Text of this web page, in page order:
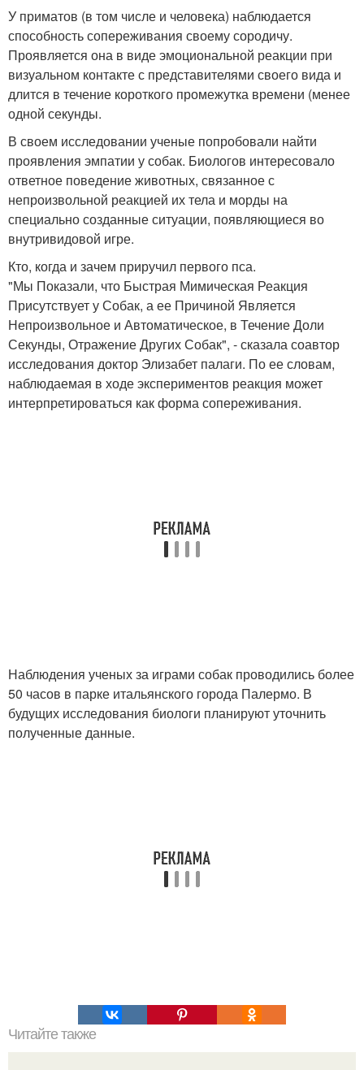
У приматов (в том числе и человека) наблюдается
способность сопереживания своему сородичу.
Проявляется она в виде эмоциональной реакции при
визуальном контакте с представителями своего вида и
длится в течение короткого промежутка времени (менее
одной секунды.
В своем исследовании ученые попробовали найти
проявления эмпатии у собак. Биологов интересовало
ответное поведение животных, связанное с
непроизвольной реакцией их тела и морды на
специально созданные ситуации, появляющиеся во
внутривидовой игре.
Кто, когда и зачем приручил первого пса.
"Мы Показали, что Быстрая Мимическая Реакция
Присутствует у Собак, а ее Причиной Является
Непроизвольное и Автоматическое, в Течение Доли
Секунды, Отражение Других Собак", - сказала соавтор
исследования доктор Элизабет палаги. По ее словам,
наблюдаемая в ходе экспериментов реакция может
интерпретироваться как форма сопереживания.
Наблюдения ученых за играми собак проводились более
50 часов в парке итальянского города Палермо. В
будущих исследования биологи планируют уточнить
полученные данные.
Читайте также